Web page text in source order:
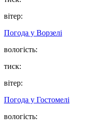
вітер:
Погода у Ворзелі
вологість:
тиск:
вітер:
Погода у Гостомелі
вологість: